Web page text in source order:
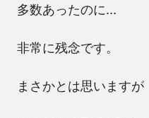
多数あったのに…
非常に残念です。
まさかとは思いますが